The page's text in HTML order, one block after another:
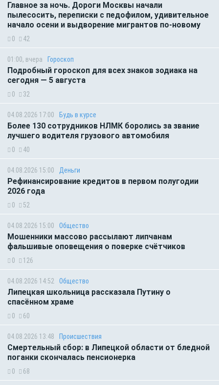
Главное за ночь. Дороги Москвы начали
пылесосить, переписки с педофилом, удивительное
начало осени и выдворение мигрантов по-новому
0 42
01:00, вчера Гороскоп
Подробный гороскоп для всех знаков зодиака на
сегодня — 5 августа
0 32
04.08.2026 17:00 Будь в курсе
Более 130 сотрудников НЛМК боролись за звание
лучшего водителя грузового автомобиля
0 40
04.08.2026 15:00 Деньги
Рефинансирование кредитов в первом полугодии
2026 года
0 52
04.08.2026 15:00 Общество
Мошенники массово рассылают липчанам
фальшивые оповещения о поверке счётчиков
0 126
04.08.2026 14:52 Общество
Липецкая школьница рассказала Путину о
спасённом храме
0 60
04.08.2026 13:48 Происшествия
Смертельный сбор: в Липецкой области от бледной
поганки скончалась пенсионерка
0 68